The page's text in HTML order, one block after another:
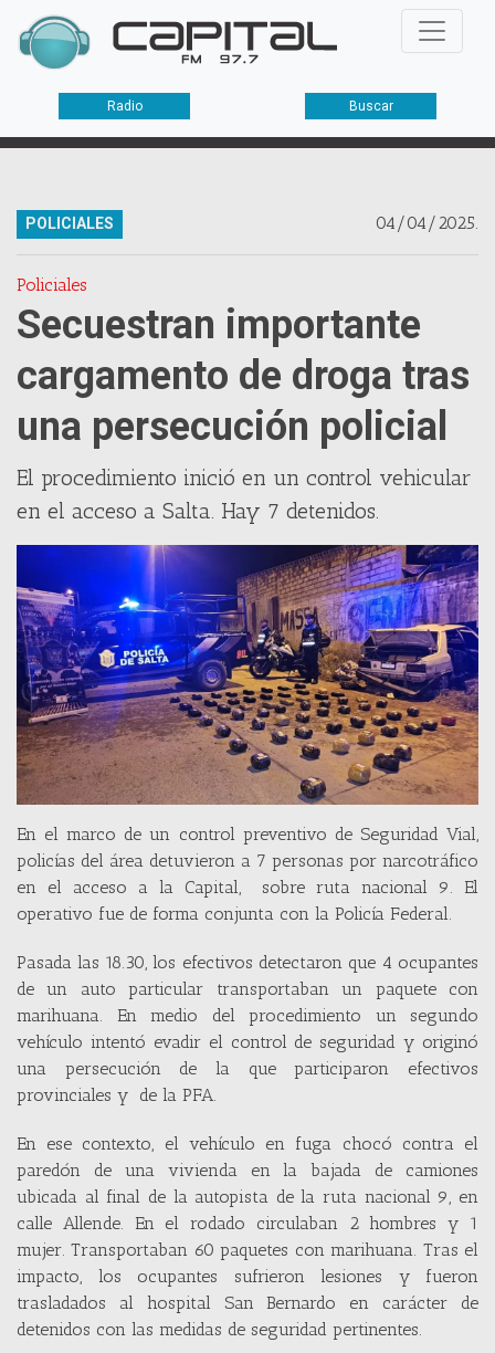
Radio Buscar
04/04/2025.
POLICIALES
Policiales
Secuestran importante
cargamento de droga tras
una persecución policial
El procedimiento inició en un control vehicular
en el acceso a Salta. Hay 7 detenidos.
En el marco de un control preventivo de Seguridad Vial,
policías del área detuvieron a 7 personas por narcotráfico
en el acceso a la Capital, sobre ruta nacional 9. El
operativo fue de forma conjunta con la Policía Federal.
Pasada las 18.30, los efectivos detectaron que 4 ocupantes
de un auto particular transportaban un paquete con
marihuana. En medio del procedimiento un segundo
vehículo intentó evadir el control de seguridad y originó
una persecución de la que participaron efectivos
provinciales y de la PFA.
En ese contexto, el vehículo en fuga chocó contra el
paredón de una vivienda en la bajada de camiones
ubicada al final de la autopista de la ruta nacional 9, en
calle Allende. En el rodado circulaban 2 hombres y 1
mujer. Transportaban 60 paquetes con marihuana. Tras el
impacto, los ocupantes sufrieron lesiones y fueron
trasladados al hospital San Bernardo en carácter de
detenidos con las medidas de seguridad pertinentes.